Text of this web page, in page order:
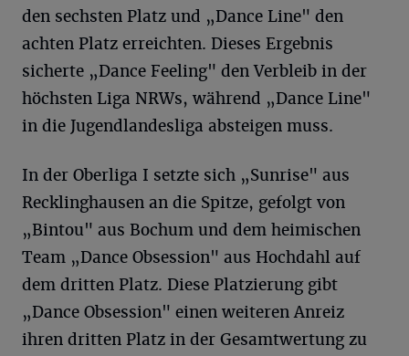
den sechsten Platz und „Dance Line" den
achten Platz erreichten. Dieses Ergebnis
sicherte „Dance Feeling" den Verbleib in der
höchsten Liga NRWs, während „Dance Line"
in die Jugendlandesliga absteigen muss.
In der Oberliga I setzte sich „Sunrise" aus
Recklinghausen an die Spitze, gefolgt von
„Bintou" aus Bochum und dem heimischen
Team „Dance Obsession" aus Hochdahl auf
dem dritten Platz. Diese Platzierung gibt
„Dance Obsession" einen weiteren Anreiz
ihren dritten Platz in der Gesamtwertung zu